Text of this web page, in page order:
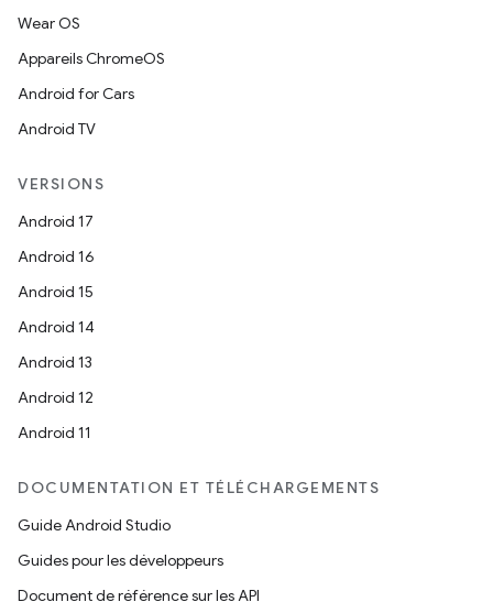
Wear OS
Appareils ChromeOS
Android for Cars
Android TV
VERSIONS
Android 17
Android 16
Android 15
Android 14
Android 13
Android 12
Android 11
DOCUMENTATION ET TÉLÉCHARGEMENTS
Guide Android Studio
Guides pour les développeurs
Document de référence sur les API